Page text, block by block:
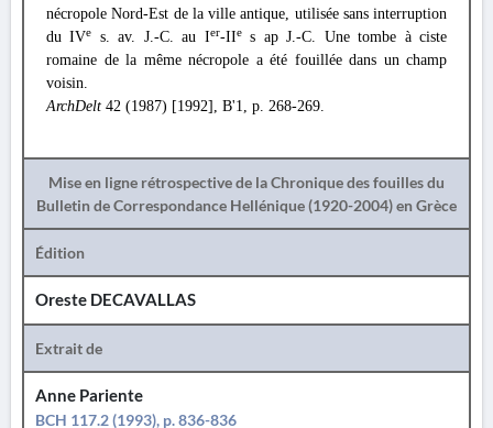
nécropole Nord-Est de la ville antique, utilisée sans interruption
du IVe s. av. J.-C. au Ier-IIes ap J.-C. Une tombe à ciste
romaine de la même nécropole a été fouillée dans un champ
voisin.
ArchDelt 42 (1987) [1992], B'1, p. 268-269.
Mise en ligne rétrospective de la Chronique des fouilles du
Bulletin de Correspondance Hellénique (1920-2004) en Grèce
Édition
Oreste DECAVALLAS
Extrait de
Anne Pariente
BCH 117.2 (1993), p. 836-836